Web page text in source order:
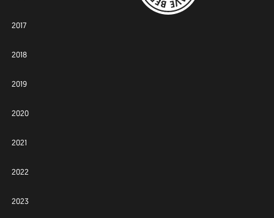
2017
2018
2019
2020
2021
2022
2023